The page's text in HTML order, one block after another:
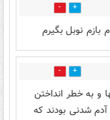
2
بازم نوبل بگیرم
0
و به خطر انداختن
شدنی بودند که